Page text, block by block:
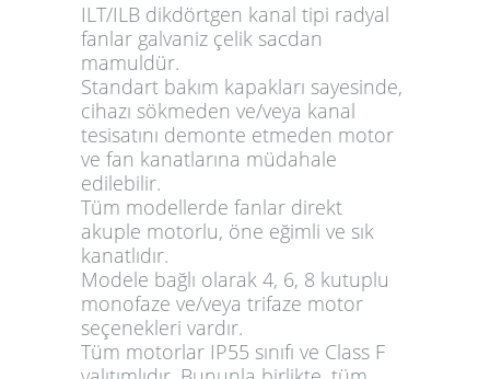
ILT/ILB dikdörtgen kanal tipi radyal
fanlar galvaniz çelik sacdan
mamuldür.
Standart bakım kapakları sayesinde,
cihazı sökmeden ve/veya kanal
tesisatını demonte etmeden motor
ve fan kanatlarına müdahale
edilebilir.
Tüm modellerde fanlar direkt
akuple motorlu, öne eğimli ve sık
kanatlıdır.
Modele bağlı olarak 4, 6, 8 kutuplu
monofaze ve/veya trifaze motor
seçenekleri vardır.
Tüm motorlar IP55 sınıfı ve Class F